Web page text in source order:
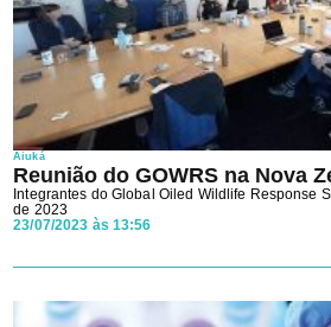
Aiuká
Reunião do GOWRS na Nova
Integrantes do Global Oiled Wildlife Response
de 2023
23/07/2023 às 13:56